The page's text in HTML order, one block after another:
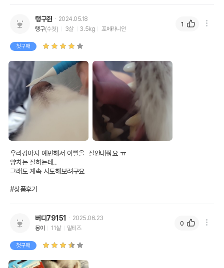
탱구쥔
2024.05.18
탱구(수컷) 3살 3.5kg 포메라니안
첫구매
우리강아지 예민해서 이빨을  잘안내줘요 ㅠ
양치는 잘하는데..
그래도 계속 시도해보려구요
#상품후기
1
버디79151
2025.06.23
몽이
11살 말티즈
첫구매
0